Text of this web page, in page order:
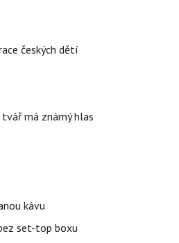
českých dětí
má známý hlas
kávu
set-top boxu